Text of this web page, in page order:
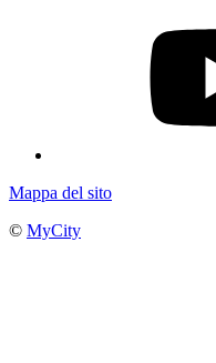
Mappa del sito
© MyCity